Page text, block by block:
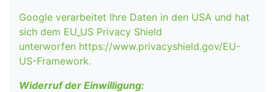
Google verarbeitet Ihre Daten in den USA und hat
sich dem EU_US Privacy Shield
unterworfen https://www.privacyshield.gov/EU-
US-Framework.
Widerruf der Einwilligung: